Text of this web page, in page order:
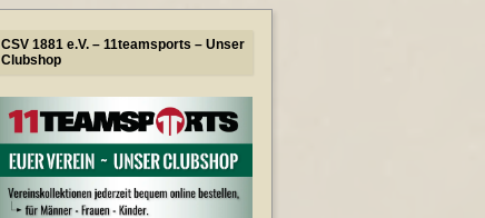
CSV 1881 e.V. – 11teamsports – Unser
Clubshop